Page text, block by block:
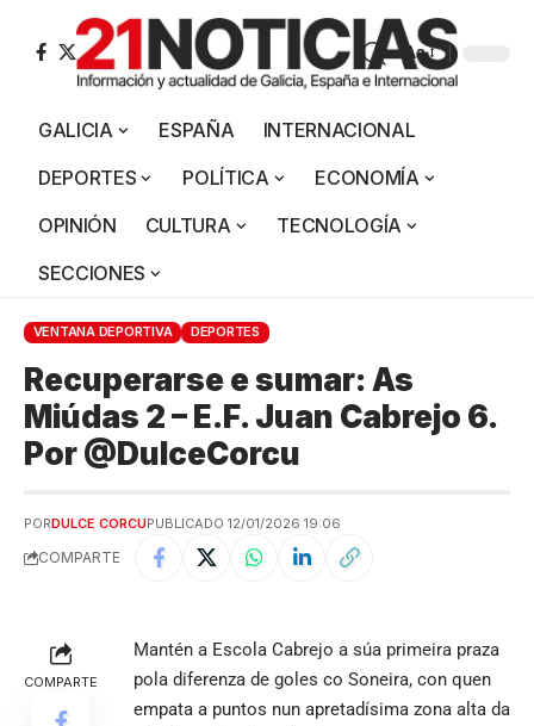
Aa
GALICIA ESPAÑA
INTERNACIONAL
DEPORTES
POLÍTICA
ECONOMÍA
OPINIÓN
CULTURA
TECNOLOGÍA
SECCIONES
VENTANA DEPORTIVA DEPORTES
Recuperarse e sumar: As
Miúdas 2 – E.F. Juan Cabrejo 6.
Por @DulceCorcu
PORDULCE CORCUPUBLICADO 12/01/2026 19:06
COMPARTE
COMPARTE
Mantén a Escola Cabrejo a súa primeira praza
pola diferenza de goles co Soneira, con quen
empata a puntos nun apretadísima zona alta da